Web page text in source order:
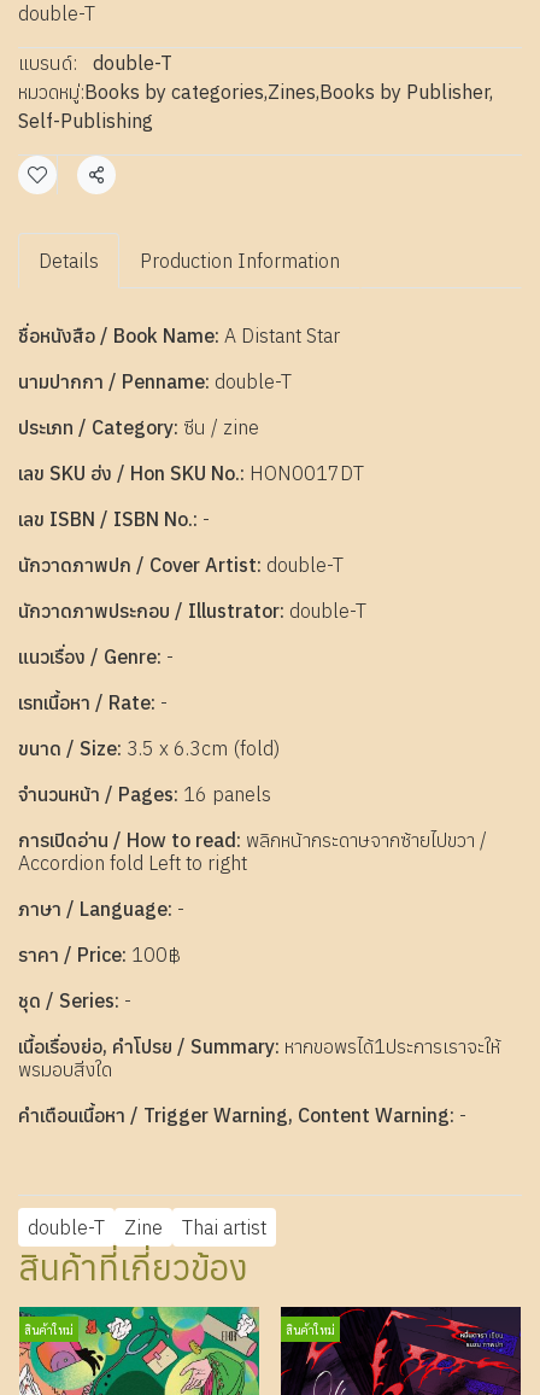
double-T
แบรนด์:
double-T
หมวดหมู่:Books by categories,Zines,Books by Publisher,
Self-Publishing
แชร์
Details Production Information
ชื่อหนังสือ / Book Name: A Distant Star
นามปากกา / Penname: double-T
ประเภท / Category: ซีน / zine
เลข SKU ฮ่ง / Hon SKU No.: HON0017DT
เลข ISBN / ISBN No.: -
นักวาดภาพปก / Cover Artist: double-T
นักวาดภาพประกอบ / Illustrator: double-T
แนวเรื่อง / Genre: -
เรทเนื้อหา / Rate: -
ขนาด / Size: 3.5 x 6.3cm (fold)
จำนวนหน้า / Pages: 16 panels
การเปิดอ่าน / How to read: พลิกหน้ากระดาษจากซ้ายไปขวา /
Accordion fold Left to right
ภาษา / Language: -
ราคา / Price: 100฿
ชุด / Series: -
เนื้อเรื่องย่อ, คำโปรย / Summary: หากขอพรได้1ประการเราจะให้
พรมอบสิ่งใด
คำเตือนเนื้อหา / Trigger Warning, Content Warning: -
double-T Zine Thai artist
สินค้าที่เกี่ยวข้อง
สินค้าใหม่ สินค้าใหม่